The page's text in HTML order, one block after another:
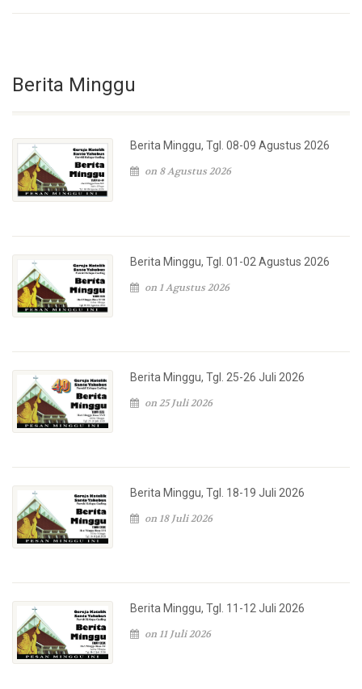
Berita Minggu
Berita Minggu, Tgl. 08-09 Agustus 2026
on 8 Agustus 2026
Berita Minggu, Tgl. 01-02 Agustus 2026
on 1 Agustus 2026
Berita Minggu, Tgl. 25-26 Juli 2026
on 25 Juli 2026
Berita Minggu, Tgl. 18-19 Juli 2026
on 18 Juli 2026
Berita Minggu, Tgl. 11-12 Juli 2026
on 11 Juli 2026